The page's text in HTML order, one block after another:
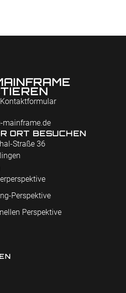
mainframe.de
ORT BESUCHEN
Straße 36
Perspektive
Perspektive